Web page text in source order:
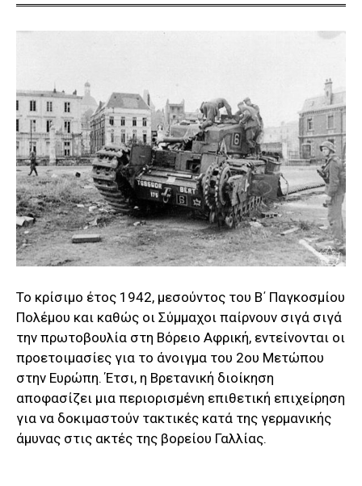
Το κρίσιμο έτος 1942, μεσούντος του Β΄ Παγκοσμίου
Πολέμου και καθώς οι Σύμμαχοι παίρνουν σιγά σιγά
την πρωτοβουλία στη Βόρειο Αφρική, εντείνονται οι
προετοιμασίες για το άνοιγμα του 2ου Μετώπου
στην Ευρώπη. Έτσι, η Βρετανική διοίκηση
αποφασίζει μια περιορισμένη επιθετική επιχείρηση
για να δοκιμαστούν τακτικές κατά της γερμανικής
άμυνας στις ακτές της βορείου Γαλλίας.